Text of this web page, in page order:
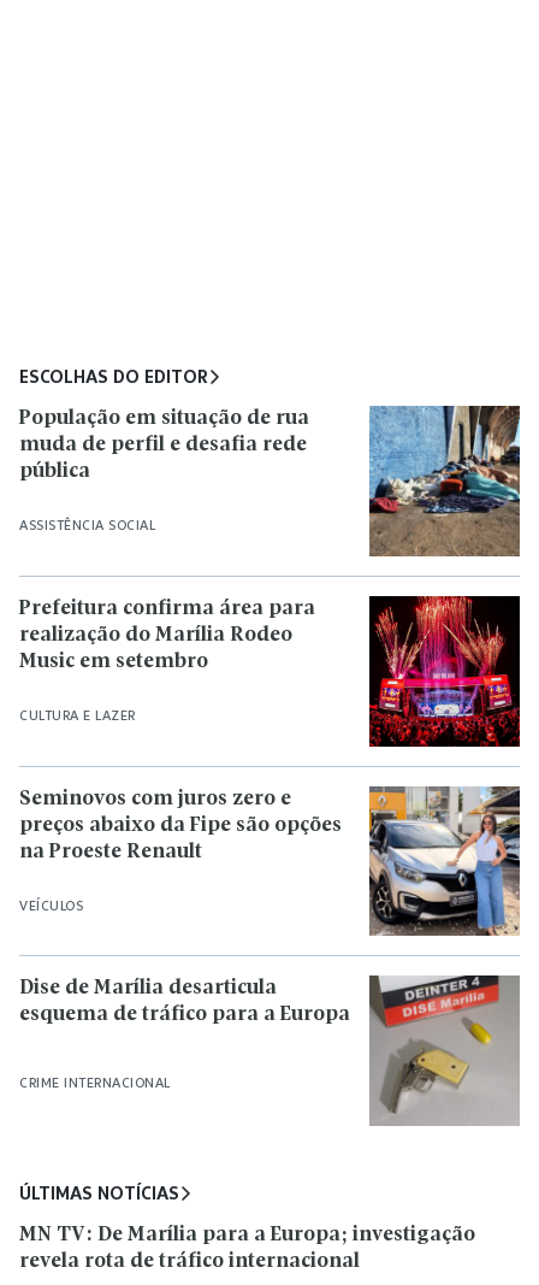
ESCOLHAS DO EDITOR
ASSISTÊNCIA SOCIAL
População em situação de rua
muda de perfil e desafia rede
pública
CULTURA E LAZER
Prefeitura confirma área para
realização do Marília Rodeo
Music em setembro
VEÍCULOS
Seminovos com juros zero e
preços abaixo da Fipe são opções
na Proeste Renault
CRIME INTERNACIONAL
Dise de Marília desarticula
esquema de tráfico para a Europa
ÚLTIMAS NOTÍCIAS
MN TV: De Marília para a Europa; investigação
revela rota de tráfico internacional